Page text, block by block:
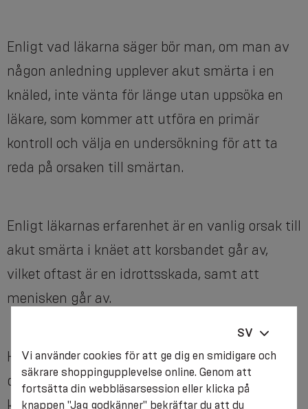
Enligt vad läkarna säger bör man, om man av
någon anledning upplever akut smärta i en
knäled, inte vänta för länge utan uppsöka en
läkare, som kommer att utföra en primär
kontroll och välja en undersökning för att ta
reda på orsaken till smärtan.
Enligt läkarnas erfarenhet är en vanlig orsak till
akut smärta i knäet att korsbandet går av,
vilket oftast är en idrottsskada, samt att
menisken går av.
Kronisk smärta i knäets ligament utvecklas
dock under en längre tid och uppstår under en
kontinuerlig process, som oftast beror på
SV
Vi använder cookies för att ge dig en smidigare och
säkrare shoppingupplevelse online. Genom att
fortsätta din webbläsarsession eller klicka på
knappen "Jag godkänner" bekräftar du att du